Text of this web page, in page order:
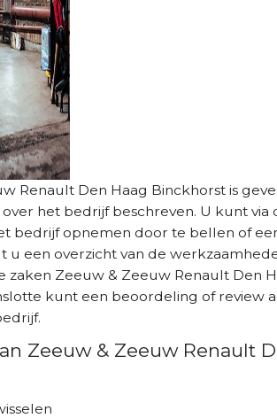
Renault Den Haag Binckhorst is
het bedrijf beschreven. U kunt via
bedrijf opnemen door te bellen of
u een overzicht van de
zaken Zeeuw & Zeeuw Renault Den
kunt een beoordeling of review
Zeeuw & Zeeuw Renault